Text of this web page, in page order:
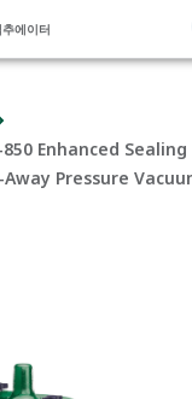
에이터
Enhanced
Pressure